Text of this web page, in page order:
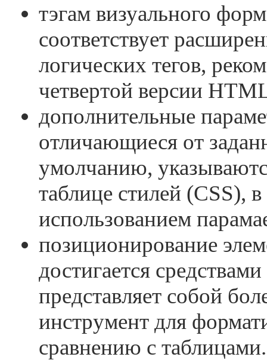
тэгам визуального
соответствует
логических тегов,
четвертой версии
дополнительные
отличающиеся от
умолчанию,
таблице стилей (CSS), в
использованием
позиционирование
достигается
представляет собой
инструмент для
сравнению с таблицами.